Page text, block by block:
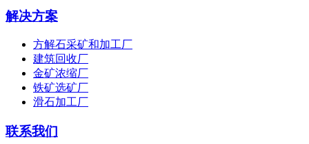
解决方案
方解石采矿和加工厂
建筑回收厂
金矿浓缩厂
铁矿选矿厂
滑石加工厂
联系我们